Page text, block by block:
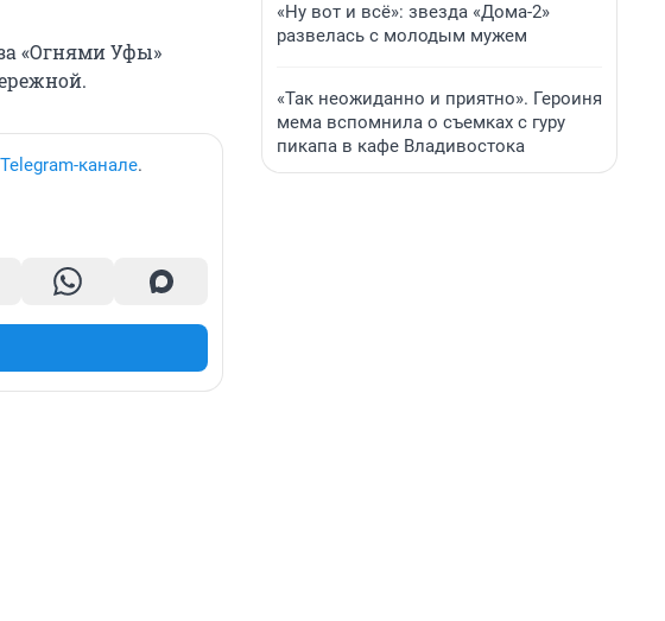
«Огнями Уфы»
канале.
«Ну вот и всё»: звезда «Дома-2»
развелась с молодым мужем
«Так неожиданно и приятно». Героиня
мема вспомнила о съемках с гуру
пикапа в кафе Владивостока